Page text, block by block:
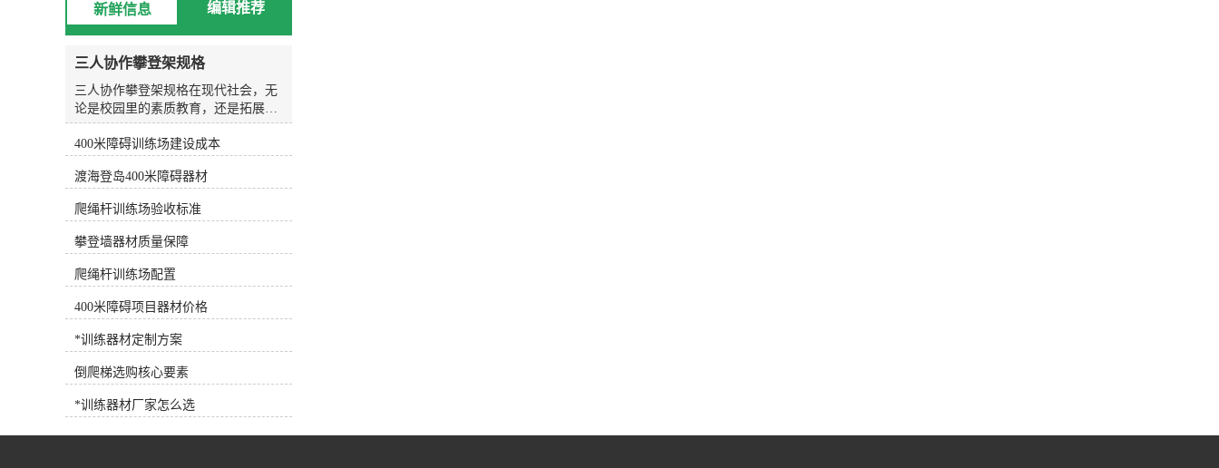
花阻力葵花向日葵鞋套的阻力 向日
葵可以手持或穿在脚上，以增加水的
面积和水的阻力。6.打水板打水板
水板是游泳场较常见、较方便的设
备，随处可见，也可用作抗阻训练设
备。7.浮力腰带深水浮力腰带 将浮
力带系在腰部，可为人体提供巨大的
浮力，使练习者在水中轻松完成训练
练习者各自的健身目标需求，可以选
择和使用健身器材，事半功倍！
新鲜信息 编辑推荐
三人协作攀登架规格
三人协作攀登架规格在现代社会，无
论是校园里的素质教育，还是拓展训
练基地的团队建设，人们对于体育器
材的需求早已不再局限于简单的单人
新以及企业团建活动的多元化，能够
锻炼参与者协作能力、身体协调性以
及心理素质的综合型器材逐渐成为市
场的新宠。其中，三人协作攀登架凭
借其独特的设计理念和较高的趣味
性，正受到越来越多客户的青睐。作
为一家集研发、生产、销售与售后服
务于一体的专业体育器材企业，河北
业一线，深切体会到不同用户群体对
于器材功能性与安全性的双重诉求。
公司推出的三人协作攀登架，正是顺
应这一市场趋势，结合多年的生产经
验与人体工学原理，精心打造的一款
团队协作型训练设备。这款产品不仅
400米障碍训练场建设成本
渡海登岛400米障碍器材
爬绳杆训练场验收标准
攀登墙器材质量保障
爬绳杆训练场配置
400米障碍项目器材价格
*训练器材定制方案
倒爬梯选购核心要素
*训练器材厂家怎么选